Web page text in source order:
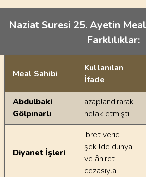
Naziat Suresi 25. Ayetin
Farklılıklar:
Ayetin meallerindeki dilsel farklılıklar
Meal Sahibi
Kullanılan
İfade
Abdulbaki
Gölpınarlı
azaplandırarak
helak etmişti
Diyanet İşleri
ibret verici
şekilde dünya
ve âhiret
cezasıyla